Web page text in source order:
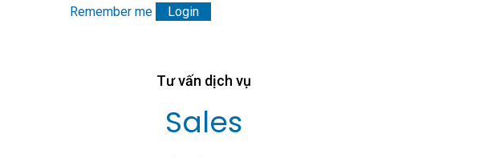
Remember me
Tư vấn dịch vụ
Sales